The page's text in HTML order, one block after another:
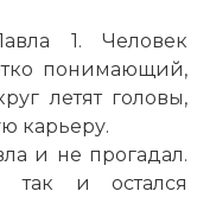
1. Человек
понимающий,
летят головы,
карьеру.
и не прогадал.
так и остался